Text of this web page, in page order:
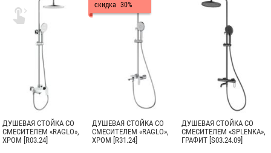
ДУШЕВАЯ СТОЙКА СО
СМЕСИТЕЛЕМ «RAGLO»,
ХРОМ [R03.24]
скидка 30%
ДУШЕВАЯ СТОЙКА СО
СМЕСИТЕЛЕМ «RAGLO»,
ХРОМ [R31.24]
ДУШЕВАЯ СТОЙКА СО
СМЕСИТЕЛЕМ «SPLENKA»,
ГРАФИТ [S03.24.09]
